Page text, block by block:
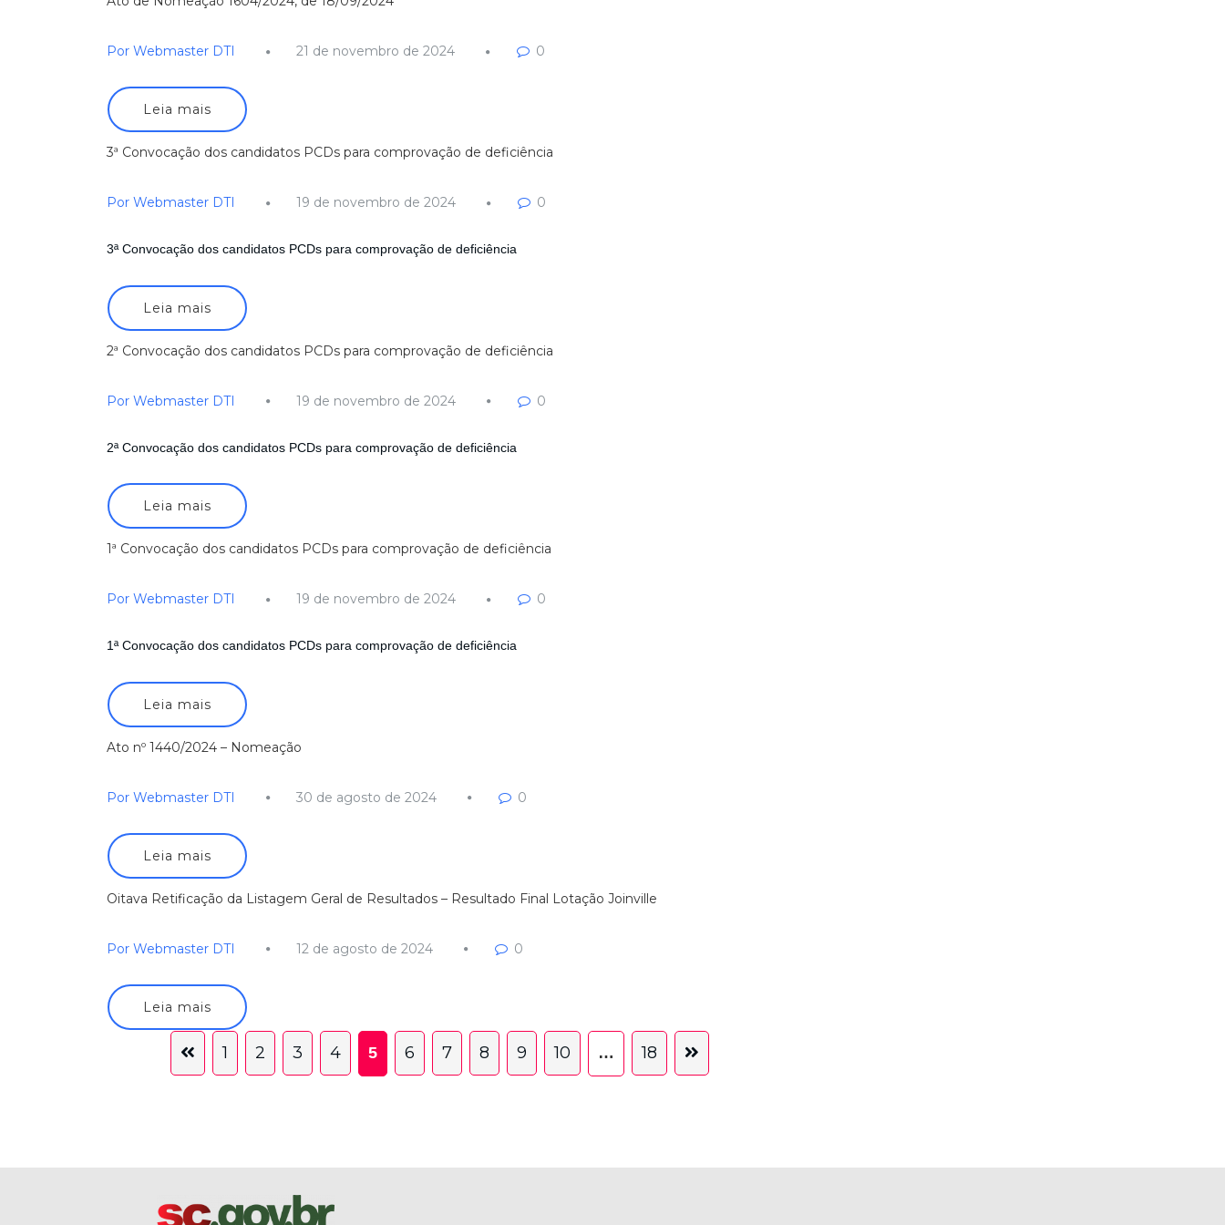
Por Webmaster DTI 21 de novembro de 2024 0
Leia mais
3ª Convocação dos candidatos PCDs para comprovação de deficiência
Por Webmaster DTI 19 de novembro de 2024 0
3ª Convocação dos candidatos PCDs para comprovação de deficiência
Leia mais
2ª Convocação dos candidatos PCDs para comprovação de deficiência
Por Webmaster DTI 19 de novembro de 2024 0
2ª Convocação dos candidatos PCDs para comprovação de deficiência
Leia mais
1ª Convocação dos candidatos PCDs para comprovação de deficiência
Por Webmaster DTI 19 de novembro de 2024 0
1ª Convocação dos candidatos PCDs para comprovação de deficiência
Leia mais
Ato nº 1440/2024 – Nomeação
Por Webmaster DTI 30 de agosto de 2024 0
Leia mais
Oitava Retificação da Listagem Geral de Resultados – Resultado Final Lotação Joinville
Por Webmaster DTI 12 de agosto de 2024 0
Leia mais
1 2 3 4 5 6 7 8 9 10 … 18